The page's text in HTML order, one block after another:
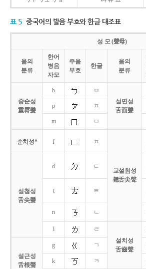
표 5 중국어의 발음 부호와 한글 대조표
성 모 (聲母)
음의
분류
한어
병음
자모
주음
부호
한글
음의
분류
중순성
重脣聲
b
ㅂ
설면성
舌面聲
p ㅍ
m ㅁ
순치성* f ㅍ
교설첨성
翹舌尖聲
설첨성
舌尖聲
d ㄷ
t ㅌ
n ㄴ
l
ㄹ
설치성
舌齒聲
설근성
舌根聲
g ㄱ
k ㅋ